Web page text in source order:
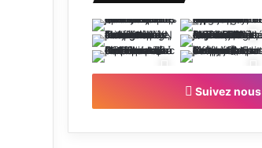
Suivez nous